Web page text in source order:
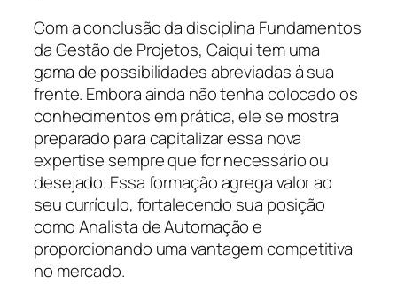
Com a conclusão da disciplina Fundamentos
da Gestão de Projetos, Caiqui tem uma
gama de possibilidades abreviadas à sua
frente. Embora ainda não tenha colocado os
conhecimentos em prática, ele se mostra
preparado para capitalizar essa nova
expertise sempre que for necessário ou
desejado. Essa formação agrega valor ao
seu currículo, fortalecendo sua posição
como Analista de Automação e
proporcionando uma vantagem competitiva
no mercado.